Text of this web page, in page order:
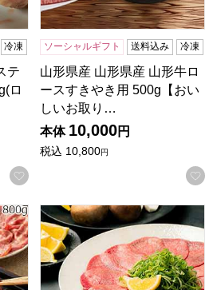
冷凍
テ
ロ
お気に入りに登録する
ソーシャルギフト 送料込み 冷凍
山形県産 山形県産 山形牛ロ
ースすきやき用 500g【おい
しいお取り…
本体 10,000円
税込 10,800円
比べセット 800g(5mmスライス
昔ながらの牛タンスライス